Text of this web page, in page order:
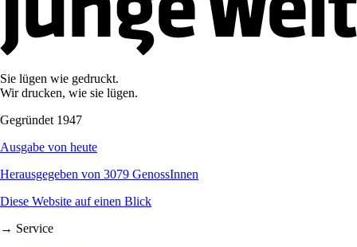
Sie lügen wie gedruckt.
Wir drucken, wie sie lügen.
Gegründet 1947
Ausgabe von heute
Herausgegeben von 3079 GenossInnen
Diese Website auf einen Blick
→ Service